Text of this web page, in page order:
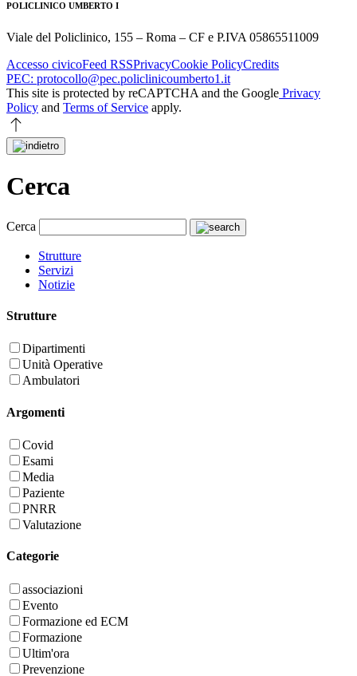
POLICLINICO UMBERTO I
Viale del Policlinico, 155 – Roma – CF e P.IVA 05865511009
Accesso civicoFeed RSSPrivacyCookie PolicyCredits
PEC: protocollo@pec.policlinicoumberto1.it
This site is protected by reCAPTCHA and the Google Privacy
Policy and Terms of Service apply.
Cerca
Cerca
Strutture
Servizi
Notizie
Strutture
Dipartimenti
Unità Operative
Ambulatori
Argomenti
Covid
Esami
Media
Paziente
PNRR
Valutazione
Categorie
associazioni
Evento
Formazione ed ECM
Formazione
Ultim'ora
Prevenzione